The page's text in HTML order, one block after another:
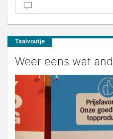
Taalvoutje
Weer eens wat